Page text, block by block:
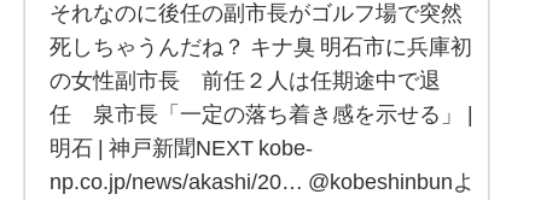
それなのに後任の副市長がゴルフ場で突然
死しちゃうんだね？ キナ臭 明石市に兵庫初
の女性副市長 前任２人は任期途中で退
任 泉市長「一定の落ち着き感を示せる」 |
明石 | 神戸新聞NEXT kobe-
np.co.jp/news/akashi/20… @kobeshinbunよ